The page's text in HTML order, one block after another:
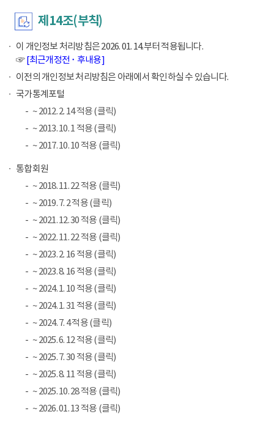
제14조(부칙)
이 개인정보 처리방침은 2026. 01. 14.부터 적용됩니다.
☞[최근개정전 ･ 후내용]
이전의 개인정보 처리방침은 아래에서 확인하실 수 있습니다.
국가통계포털
~ 2012. 2. 14 적용 (클릭)
~ 2013. 10. 1 적용 (클릭)
~ 2017. 10. 10 적용 (클릭)
통합회원
~ 2018. 11. 22 적용 (클릭)
~ 2019. 7. 2 적용 (클릭)
~ 2021. 12. 30 적용 (클릭)
~ 2022. 11. 22 적용 (클릭)
~ 2023. 2. 16 적용 (클릭)
~ 2023. 8. 16 적용 (클릭)
~ 2024. 1. 10 적용 (클릭)
~ 2024. 1. 31 적용 (클릭)
~ 2024. 7. 4 적용 (클릭)
~ 2025. 6. 12 적용 (클릭)
~ 2025. 7. 30 적용 (클릭)
~ 2025. 8. 11 적용 (클릭)
~ 2025. 10. 28 적용 (클릭)
~ 2026. 01. 13 적용 (클릭)